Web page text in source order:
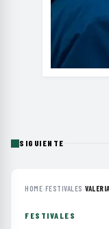
SIGUIENTE
HOME›FESTIVALES ›
FESTIVALES